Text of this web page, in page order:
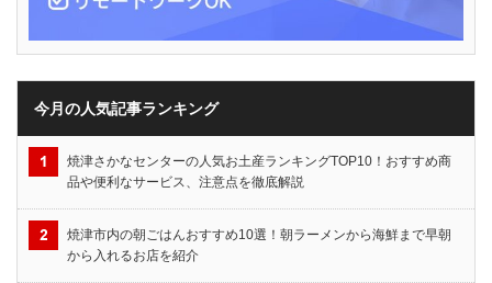
今月の人気記事ランキング
焼津さかなセンターの人気お土産ランキングTOP10！おすすめ商
品や便利なサービス、注意点を徹底解説
焼津市内の朝ごはんおすすめ10選！朝ラーメンから海鮮まで早朝
から入れるお店を紹介